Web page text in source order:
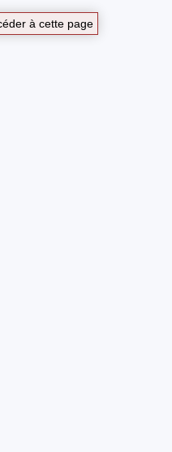
à cette page